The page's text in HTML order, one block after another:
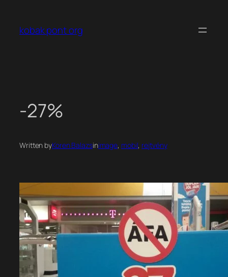
tartalomhoz
kobak pont org
-27%
Written byKoren Balazsinimage, mobil, rejtvény